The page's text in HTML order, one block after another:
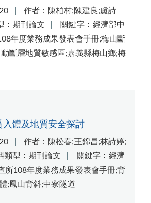
作者：陳柏村;陳建良;盧詩
︰期刊論文
關鍵字︰經濟部中
年度業務成果發表會手冊;梅山斷
斷層地質敏感區;嘉義縣梅山鄉;梅
入體及地質安全探討
作者：陳松春;王錦昌;林詩婷;
類型︰期刊論文
關鍵字︰經濟
所108年度業務成果發表會手冊;背
;鳳山背斜;中寮隧道